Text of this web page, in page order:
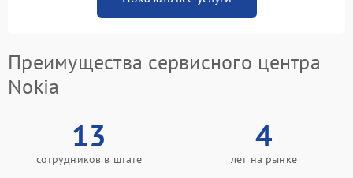
Преимущества сервисного центра
Nokia
13
сотрудников в штате
4
лет на рынке